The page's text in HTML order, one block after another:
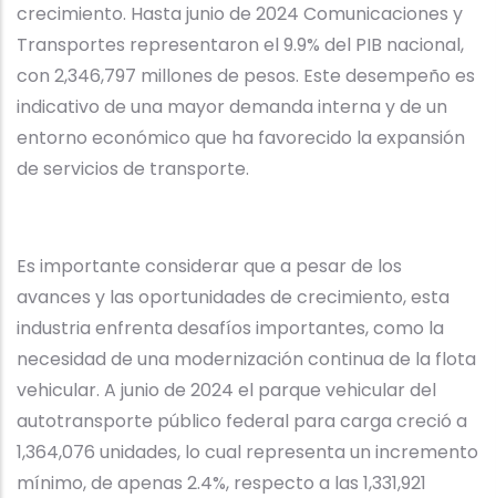
crecimiento. Hasta junio de 2024 Comunicaciones y
Transportes representaron el 9.9% del PIB nacional,
con 2,346,797 millones de pesos. Este desempeño es
indicativo de una mayor demanda interna y de un
entorno económico que ha favorecido la expansión
de servicios de transporte.
Es importante considerar que a pesar de los
avances y las oportunidades de crecimiento, esta
industria enfrenta desafíos importantes, como la
necesidad de una modernización continua de la flota
vehicular. A junio de 2024 el parque vehicular del
autotransporte público federal para carga creció a
1,364,076 unidades, lo cual representa un incremento
mínimo, de apenas 2.4%, respecto a las 1,331,921